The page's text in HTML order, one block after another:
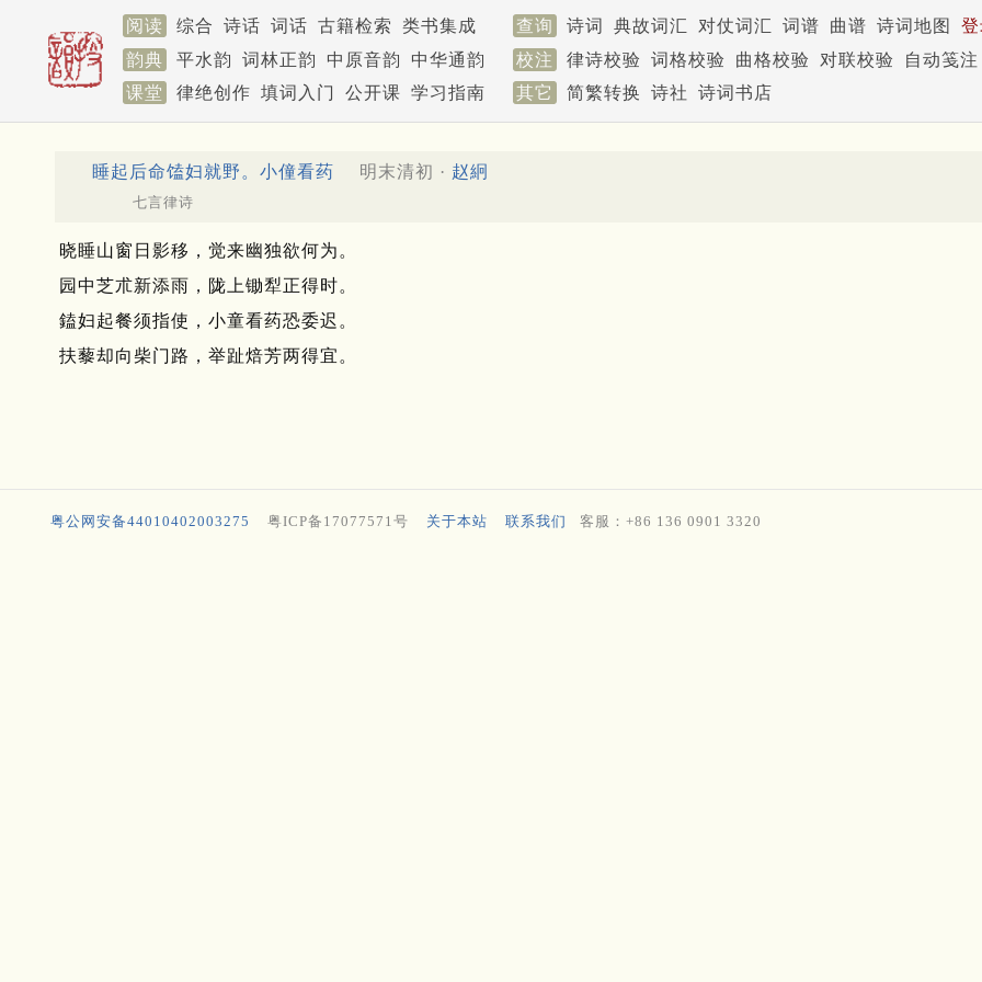
阅读 综合 诗话 词话 古籍检索 类书集成 查询 诗词 典故词汇 对仗词汇 词谱 曲谱 诗词地图
韵典
平水韵 词林正韵 中原音韵 中华通韵 校注 律诗校验 词格校验 曲格校验 对联校验
自动笺注
课堂
律绝创作 填词入门 公开课 学习指南 其它 简繁转换 诗社 诗词书店
睡起后命馌妇就野。小僮看药 明末清初 · 赵絅
七言律诗
晓睡山窗日影移，觉来幽独欲何为。
园中芝朮新添雨，陇上锄犁正得时。
鎑妇起餐须指使，小童看药恐委迟。
扶藜却向柴门路，举趾焙芳两得宜。
粤公网安备44010402003275 粤ICP备17077571号 关于本站 联系我们 客服：+86 136 0901 3320